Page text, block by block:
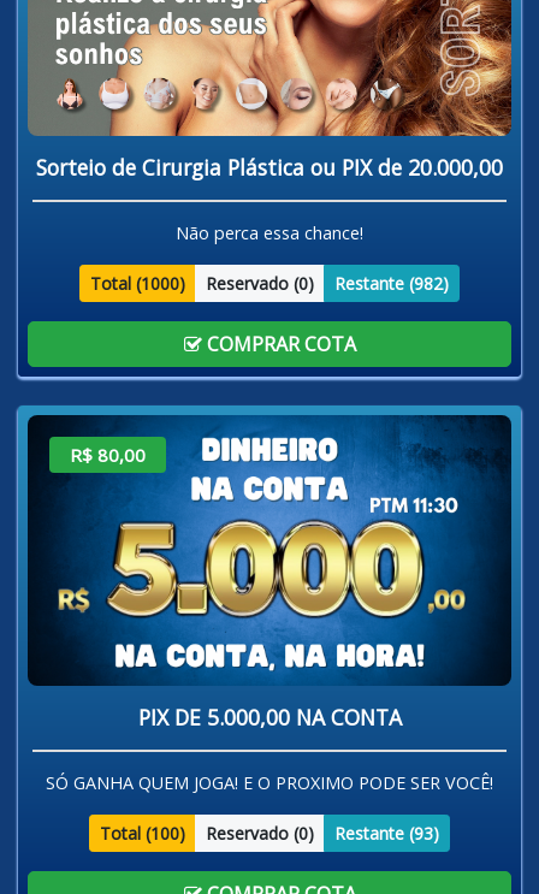
Sorteio de Cirurgia Plástica ou PIX de 20.000,00
Não perca essa chance!
Total (1000) Reservado (0) Restante (982)
COMPRAR COTA
R$ 80,00
PIX DE 5.000,00 NA CONTA
SÓ GANHA QUEM JOGA! E O PROXIMO PODE SER VOCÊ!
Total (100) Reservado (0) Restante (93)